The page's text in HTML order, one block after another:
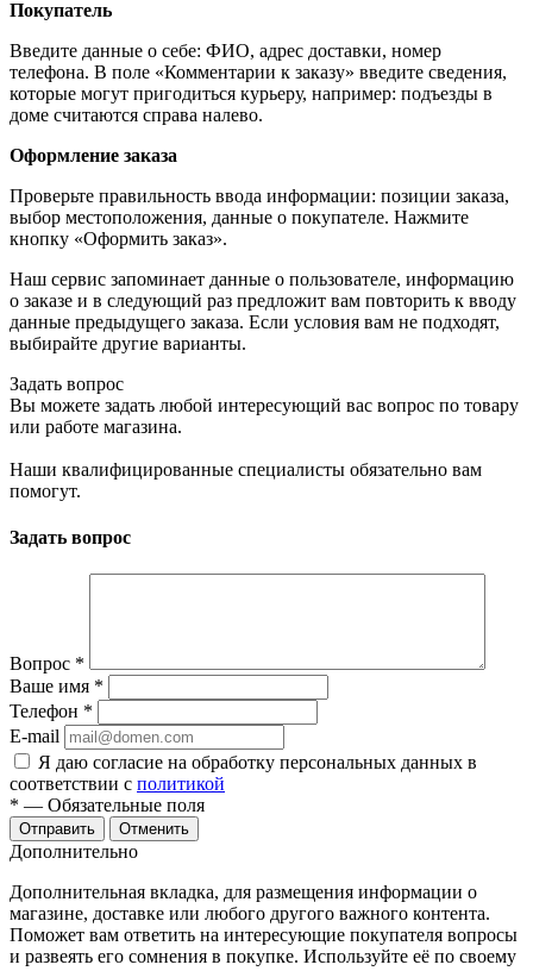
Покупатель
Введите данные о себе: ФИО, адрес доставки, номер
телефона. В поле «Комментарии к заказу» введите сведения,
которые могут пригодиться курьеру, например: подъезды в
доме считаются справа налево.
Оформление заказа
Проверьте правильность ввода информации: позиции заказа,
выбор местоположения, данные о покупателе. Нажмите
кнопку «Оформить заказ».
Наш сервис запоминает данные о пользователе, информацию
о заказе и в следующий раз предложит вам повторить к вводу
данные предыдущего заказа. Если условия вам не подходят,
выбирайте другие варианты.
Задать вопрос
Вы можете задать любой интересующий вас вопрос по товару
или работе магазина.
Наши квалифицированные специалисты обязательно вам
помогут.
Задать вопрос
Вопрос *
Ваше имя *
Телефон *
E-mail
Я даю согласие на обработку персональных данных в
соответствии с политикой
* — Обязательные поля
Отменить
Дополнительно
Дополнительная вкладка, для размещения информации о
магазине, доставке или любого другого важного контента.
Поможет вам ответить на интересующие покупателя вопросы
и развеять его сомнения в покупке. Используйте её по своему